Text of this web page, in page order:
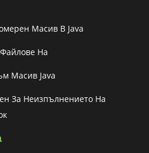
Масив В Java
На
Масив Java
За Неизпълнението На